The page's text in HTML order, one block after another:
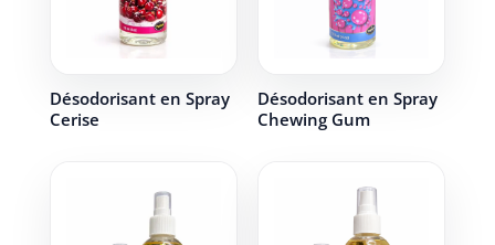
Désodorisant en Spray
Cerise
Désodorisant en Spray
Chewing Gum